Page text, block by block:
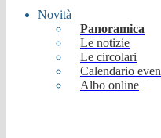
Novità
Panoramica
Le notizie
Le circolari
Calendario
Albo online